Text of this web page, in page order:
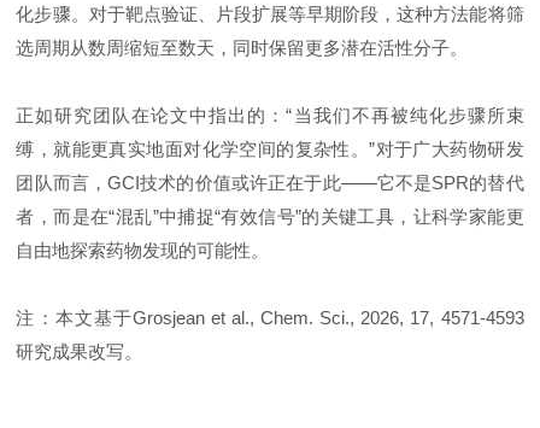
化步骤。对于靶点验证、片段扩展等早期阶段，这种方法能将筛
选周期从数周缩短至数天，同时保留更多潜在活性分子。
正如研究团队在论文中指出的：“当我们不再被纯化步骤所束
缚，就能更真实地面对化学空间的复杂性。”对于广大药物研发
团队而言，GCI技术的价值或许正在于此——它不是SPR的替代
者，而是在“混乱”中捕捉“有效信号”的关键工具，让科学家能更
自由地探索药物发现的可能性。
注：本文基于Grosjean et al., Chem. Sci., 2026, 17, 4571-4593
研究成果改写。